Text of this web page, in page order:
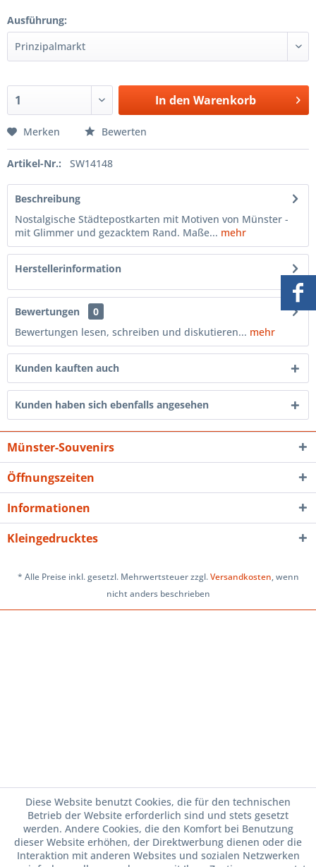
Ausführung:
In den Warenkorb
Merken Bewerten
Artikel-Nr.: SW14148
Beschreibung
Nostalgische Städtepostkarten mit Motiven von Münster -
mit Glimmer und gezacktem Rand. Maße... mehr
Herstellerinformation
Bewertungen
0
Bewertungen lesen, schreiben und diskutieren... mehr
Kunden kauften auch
Kunden haben sich ebenfalls angesehen
Münster-Souvenirs
Öffnungszeiten
Informationen
Kleingedrucktes
* Alle Preise inkl. gesetzl. Mehrwertsteuer zzgl.Versandkosten, wenn
nicht anders beschrieben
Diese Website benutzt Cookies, die für den technischen
Betrieb der Website erforderlich sind und stets gesetzt
werden. Andere Cookies, die den Komfort bei Benutzung
dieser Website erhöhen, der Direktwerbung dienen oder die
Interaktion mit anderen Websites und sozialen Netzwerken